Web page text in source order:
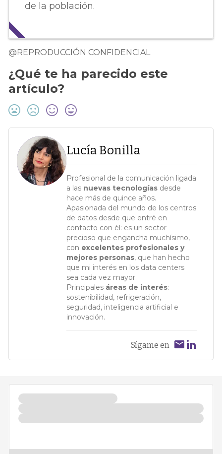
de la población.
@REPRODUCCIÓN CONFIDENCIAL
¿Qué te ha parecido este
artículo?
Lucía Bonilla
Profesional de la comunicación ligada
a las nuevas tecnologías desde
hace más de quince años.
Apasionada del mundo de los centros
de datos desde que entré en
contacto con él: es un sector
precioso que engancha muchísimo,
con excelentes profesionales y
mejores personas, que han hecho
que mi interés en los data centers
sea cada vez mayor.
Principales áreas de interés:
sostenibilidad, refrigeración,
seguridad, inteligencia artificial e
innovación.
Sígame en